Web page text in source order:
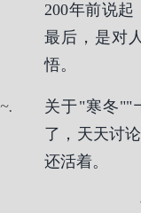
200年前说起
最后，是对
悟。
.
关于"寒冬""
了，天天讨
还活着。